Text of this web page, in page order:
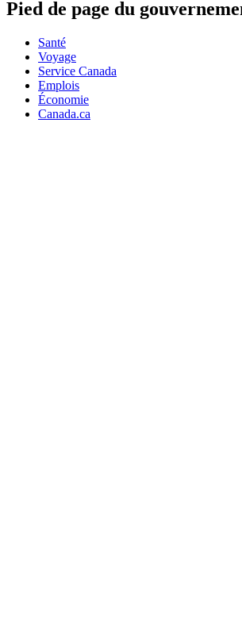
Pied de page du
Santé
Voyage
Service Canada
Emplois
Économie
Canada.ca